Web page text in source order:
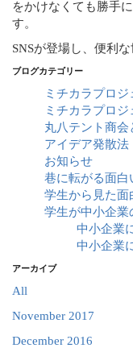
をかけなくても勝手
す。
SNSが登場し、便利
ブログカテゴリー
ミチカラプロジ
ミチカラプロ
丸八テント商会
アイデア発散法
お知らせ
巷に転がる面白
学生から見た面
学生が中小企業
中小企業
中小企業
アーカイブ
All
November 2017
December 2016